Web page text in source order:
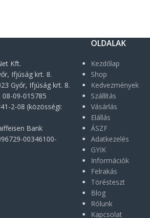
Kft.
Ifjúság krt. 8.
Győr, Ifjúság krt. 8.
08-09-015785
2-08 (közösségi:
Bank
00346100-
OLDALAK
Kezdőlap
Shop
Kedvezmények
Szállítás
Vásárlás
Elállás
ÁSZF
Adatkezelés
GYIK
Információk
Felrakás
Törésteszt
Blog
Rólunk
Kapcsolat